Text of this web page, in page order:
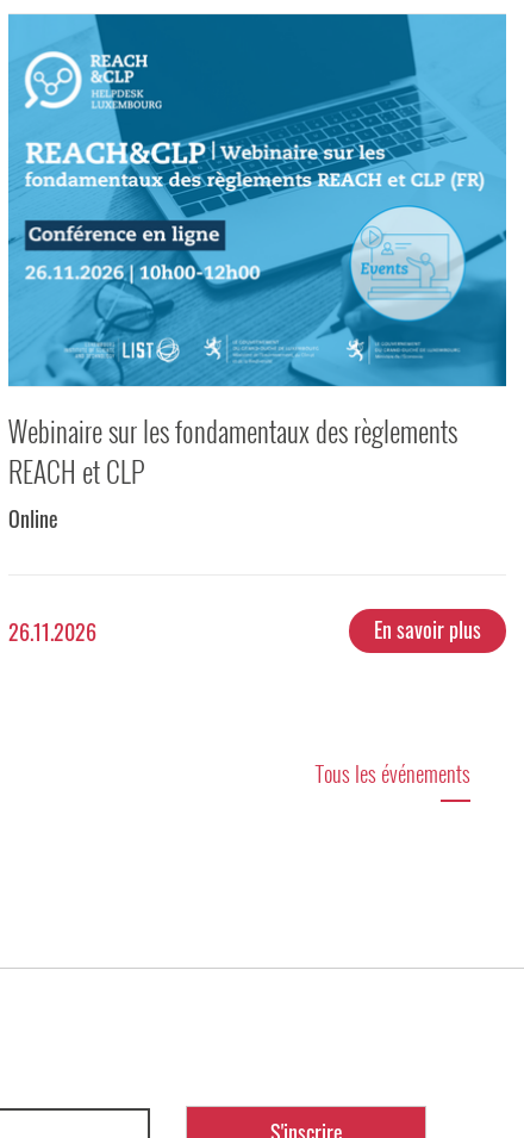
Webinaire sur les fondamentaux des règlements REACH
Webinaire sur les fondamentaux des règlements
REACH et CLP
Online
26.11.2026 En savoir plus
Tous les événements